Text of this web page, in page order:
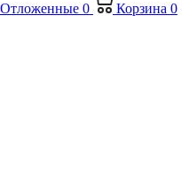
Отложенные 0 Корзина 0